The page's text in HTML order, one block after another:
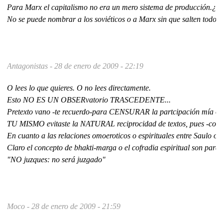
Para Marx el capitalismo no era un mero sistema de
No se puede nombrar a los soviéticos o a Marx sin que salten
Antagonistas - 28 de enero de 2009 - 22:19
O lees lo que quieres. O no lees directamente.
Esto NO ES UN OBSERvatorio TRASCEDENTE...
Pretexto vano -te recuerdo-para CENSURAR la partcipación mía o
TU MISMO evitaste la NATURAL reciprocidad de textos, pues -
En cuanto a las relaciones omoeroticos o espirituales entre Saulo o
Claro el concepto de bhakti-marga o el cofradia espiritual son
"NO juzques: no será juzgado"
Moco - 28 de enero de 2009 - 21:59